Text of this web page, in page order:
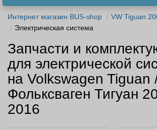
Интернет магазин BUS-shop
VW Tiguan
Электрическая система
Запчасти и
для электрической
на Volkswagen Tiguan
Фольксваген Тигуан
2016